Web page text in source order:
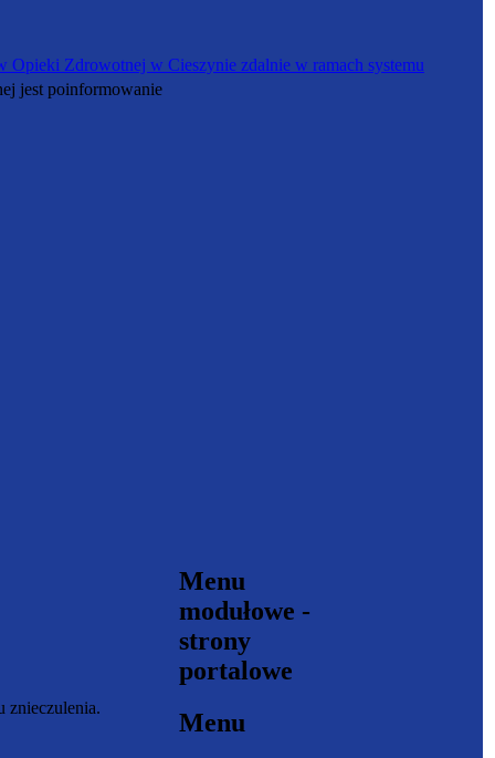
Opieki Zdrowotnej w Cieszynie zdalnie w ramach systemu
jest poinformowanie
znieczulenia.
Menu
modułowe -
strony
portalowe
Menu